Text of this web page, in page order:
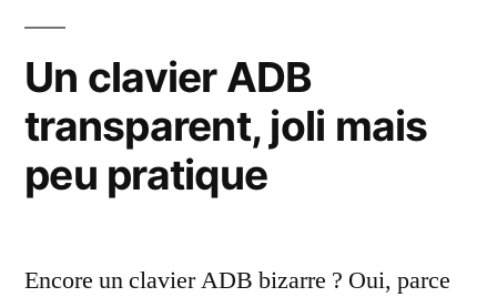
128K
pas)
Un clavier ADB
transparent, joli mais
peu pratique
Encore un clavier ADB bizarre ? Oui, parce